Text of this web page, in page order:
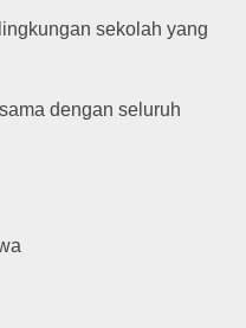
sekolah yang
dengan seluruh